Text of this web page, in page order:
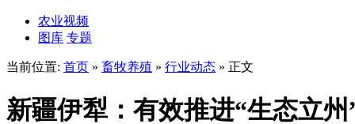
农业视频
图库 专题
当前位置: 首页 » 畜牧养殖 » 行业动态 » 正文
新疆伊犁：有效推进“生态立州